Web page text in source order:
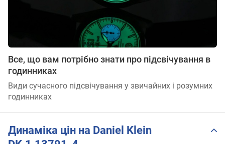
Все, що вам потрібно знати про підсвічування в
годинниках
Види сучасного підсвічування у звичайних і розумних
годинниках
Динаміка цін на Daniel Klein